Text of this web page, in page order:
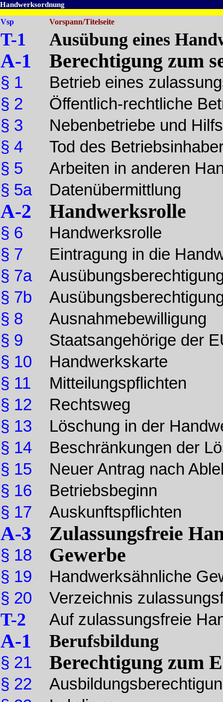
Handwerksordnung
Vsp Vorspann/Titelseite
T-1
A-1
§ 1
§ 2
§ 3
§ 4
§ 5
§ 5a
A-2
§ 6
§ 7
§ 7a
§ 7b
§ 8
§ 9
§ 10
§ 11
§ 12
§ 13
§ 14
§ 15
§ 16
§ 17
A-3
§ 18
§ 19
§ 20
T-2
A-1
§ 21
§ 22
Ausübung eines
Berechtigung zum
Betrieb eines
Öffentlich-rechtliche
Nebenbetriebe und
Tod des
Arbeiten in anderen
Datenübermittlung
Handwerksrolle
Handwerksrolle
Eintragung in die
Ausnahmebewilligung
Staatsangehörige der
Handwerkskarte
Mitteilungspflichten
Rechtsweg
Löschung in der
Beschränkungen der
Neuer Antrag nach
Betriebsbeginn
Auskunftspflichten
Zulassungsfreie
Gewerbe
Handwerksähnliche
Verzeichnis
Auf zulassungsfreie
Berufsbildung
Berechtigung zum